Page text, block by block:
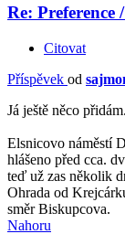
Re: Preference
Citovat
Příspěvek od
Já ještě něco přidám.
Elsnicovo náměstí
hlášeno před cca.
teď už zas několik
Ohrada od
směr Biskupcova.
Nahoru